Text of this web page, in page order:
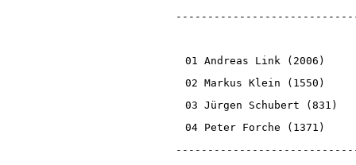
01 Andreas Link (2006)
02 Markus Klein (1550)
03 Jürgen Schubert (831)
04 Peter Forche (1371)